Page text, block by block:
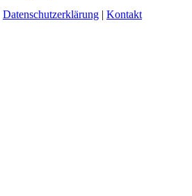
Datenschutzerklärung | Kontakt